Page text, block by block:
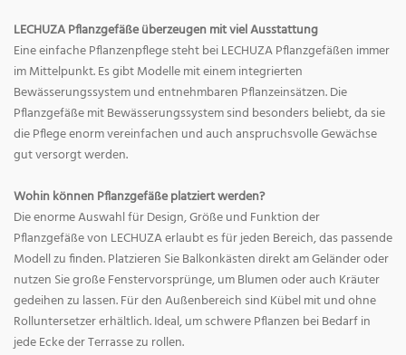
LECHUZA Pflanzgefäße überzeugen mit viel Ausstattung
Eine einfache Pflanzenpflege steht bei LECHUZA Pflanzgefäßen immer
im Mittelpunkt. Es gibt Modelle mit einem integrierten
Bewässerungssystem und entnehmbaren Pflanzeinsätzen. Die
Pflanzgefäße mit Bewässerungssystem sind besonders beliebt, da sie
die Pflege enorm vereinfachen und auch anspruchsvolle Gewächse
gut versorgt werden.
Wohin können Pflanzgefäße platziert werden?
Die enorme Auswahl für Design, Größe und Funktion der
Pflanzgefäße von LECHUZA erlaubt es für jeden Bereich, das passende
Modell zu finden. Platzieren Sie Balkonkästen direkt am Geländer oder
nutzen Sie große Fenstervorsprünge, um Blumen oder auch Kräuter
gedeihen zu lassen. Für den Außenbereich sind Kübel mit und ohne
Rolluntersetzer erhältlich. Ideal, um schwere Pflanzen bei Bedarf in
jede Ecke der Terrasse zu rollen.